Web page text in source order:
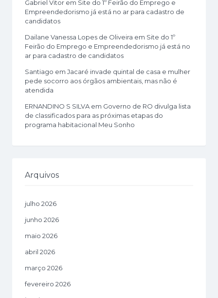
Gabriel Vitor em Site do 1º Feirão do Emprego e
Empreendedorismo já está no ar para cadastro de
candidatos
Dailane Vanessa Lopes de Oliveira em Site do 1º
Feirão do Emprego e Empreendedorismo já está no
ar para cadastro de candidatos
Santiago em Jacaré invade quintal de casa e mulher
pede socorro aos órgãos ambientais, mas não é
atendida
ERNANDINO S SILVA em Governo de RO divulga lista
de classificados para as próximas etapas do
programa habitacional Meu Sonho
Arquivos
julho 2026
junho 2026
maio 2026
abril 2026
março 2026
fevereiro 2026